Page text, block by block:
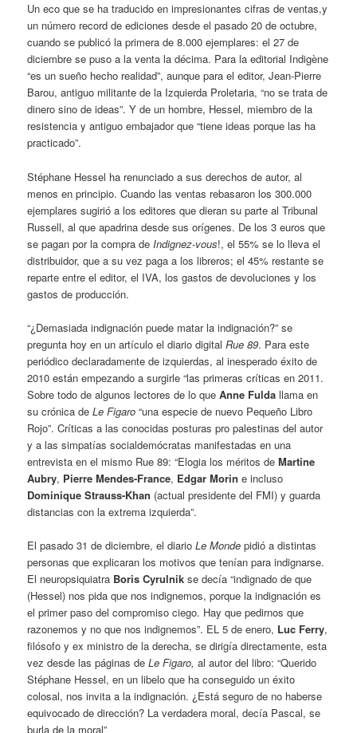
Un eco que se ha traducido en impresionantes cifras de ventas,y
un número record de ediciones desde el pasado 20 de octubre,
cuando se publicó la primera de 8.000 ejemplares: el 27 de
diciembre se puso a la venta la décima. Para la editorial Indigène
“es un sueño hecho realidad”, aunque para el editor, Jean-Pierre
Barou, antiguo militante de la Izquierda Proletaria, “no se trata de
dinero sino de ideas”. Y de un hombre, Hessel, miembro de la
resistencia y antiguo embajador que “tiene ideas porque las ha
practicado”.
Stéphane Hessel ha renunciado a sus derechos de autor, al
menos en principio. Cuando las ventas rebasaron los 300.000
ejemplares sugirió a los editores que dieran su parte al Tribunal
Russell, al que apadrina desde sus orígenes. De los 3 euros que
se pagan por la compra de Indignez-vous!, el 55% se lo lleva el
distribuidor, que a su vez paga a los libreros; el 45% restante se
reparte entre el editor, el IVA, los gastos de devoluciones y los
gastos de producción.
“¿Demasiada indignación puede matar la indignación?” se
pregunta hoy en un artículo el diario digitalRue 89. Para este
periódico declaradamente de izquierdas, al inesperado éxito de
2010 están empezando a surgirle “las primeras críticas en 2011.
Sobre todo de algunos lectores de lo queAnne Fulda llama en
su crónica deLe Figaro “una especie de nuevo Pequeño Libro
Rojo”. Críticas a las conocidas posturas pro palestinas del autor
y a las simpatías socialdemócratas manifestadas en una
entrevista en el mismo Rue 89: “Elogia los méritos deMartine
Aubry, Pierre Mendes-France, Edgar Morin e incluso
Dominique Strauss-Khan (actual presidente del FMI) y guarda
distancias con la extrema izquierda”.
El pasado 31 de diciembre, el diarioLe Monde pidió a distintas
personas que explicaran los motivos que tenían para indignarse.
El neuropsiquiatra Boris Cyrulnik se decía “indignado de que
(Hessel) nos pida que nos indignemos, porque la indignación es
el primer paso del compromiso ciego. Hay que pedirnos que
razonemos y no que nos indignemos”. EL 5 de enero, Luc Ferry,
filósofo y ex ministro de la derecha, se dirigía directamente, esta
vez desde las páginas deLe Figaro, al autor del libro: “Querido
Stéphane Hessel, en un libelo que ha conseguido un éxito
colosal, nos invita a la indignación. ¿Está seguro de no haberse
equivocado de dirección? La verdadera moral, decía Pascal, se
burla de la moral”